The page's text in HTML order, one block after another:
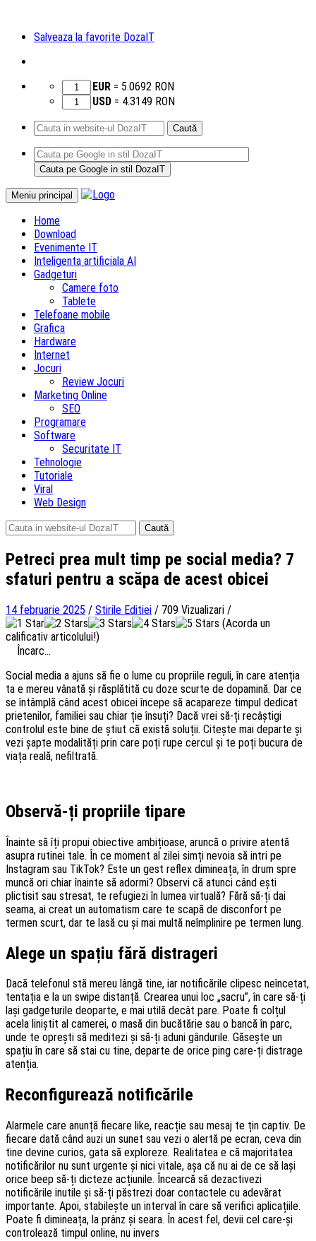
Salveaza la favorite DozaIT
EUR = 5.0692 RON
USD = 4.3149 RON
Caută
după:
Meniu principal
Sari
Home
Download
Evenimente IT
Inteligenta artificiala AI
Gadgeturi
Camere foto
Tablete
Telefoane mobile
Grafica
Hardware
Internet
Jocuri
Review Jocuri
Marketing Online
SEO
Programare
Software
Securitate IT
Tehnologie
Tutoriale
Viral
Web Design
Caută
după:
Petreci prea mult timp pe social media? 7
sfaturi pentru a scăpa de acest obicei
14 februarie 2025 / Stirile Editiei / 709 Vizualizari /
(Acorda un
calificativ articolului!)
Încarc...
Social media a ajuns să fie o lume cu propriile reguli, în care atenția
ta e mereu vânată și răsplătită cu doze scurte de dopamină. Dar ce
se întâmplă când acest obicei începe să acapareze timpul dedicat
prietenilor, familiei sau chiar ție însuți? Dacă vrei să-ți recâștigi
controlul este bine de știut că există soluții. Citește mai departe și
vezi șapte modalități prin care poți rupe cercul și te poți bucura de
viața reală, nefiltrată.
Observă-ți propriile tipare
Înainte să îți propui obiective ambițioase, aruncă o privire atentă
asupra rutinei tale. În ce moment al zilei simți nevoia să intri pe
Instagram sau TikTok? Este un gest reflex dimineața, în drum spre
muncă ori chiar înainte să adormi? Observi că atunci când ești
plictisit sau stresat, te refugiezi în lumea virtuală? Fără să-ți dai
seama, ai creat un automatism care te scapă de disconfort pe
termen scurt, dar te lasă cu și mai multă neîmplinire pe termen lung.
Alege un spațiu fără distrageri
Dacă telefonul stă mereu lângă tine, iar notificările clipesc neîncetat,
tentația e la un swipe distanță. Crearea unui loc „sacru”, în care să-ți
lași gadgeturile deoparte, e mai utilă decât pare. Poate fi colțul
acela liniștit al camerei, o masă din bucătărie sau o bancă în parc,
unde te oprești să meditezi și să-ți aduni gândurile. Găsește un
spațiu în care să stai cu tine, departe de orice ping care-ți distrage
atenția.
Reconfigurează notificările
Alarmele care anunță fiecare like, reacție sau mesaj te țin captiv. De
fiecare dată când auzi un sunet sau vezi o alertă pe ecran, ceva din
tine devine curios, gata să exploreze. Realitatea e că majoritatea
notificărilor nu sunt urgente și nici vitale, așa că nu ai de ce să lași
orice beep să-ți dicteze acțiunile. Încearcă să dezactivezi
notificările inutile și să-ți păstrezi doar contactele cu adevărat
importante. Apoi, stabilește un interval în care să verifici aplicațiile.
Poate fi dimineața, la prânz și seara. În acest fel, devii cel care-și
controlează timpul online, nu invers